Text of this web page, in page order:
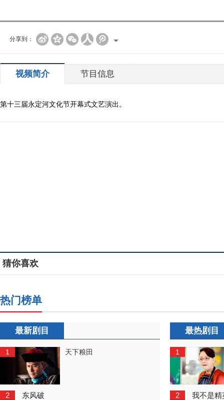
分享到：
视频简介 节目信息
第十三届永定河文化节开幕式文艺演出。
猜你喜欢
热门榜单
最新剧目
1 天下粮田
2 东风破
最热剧目
1
2 我不是精